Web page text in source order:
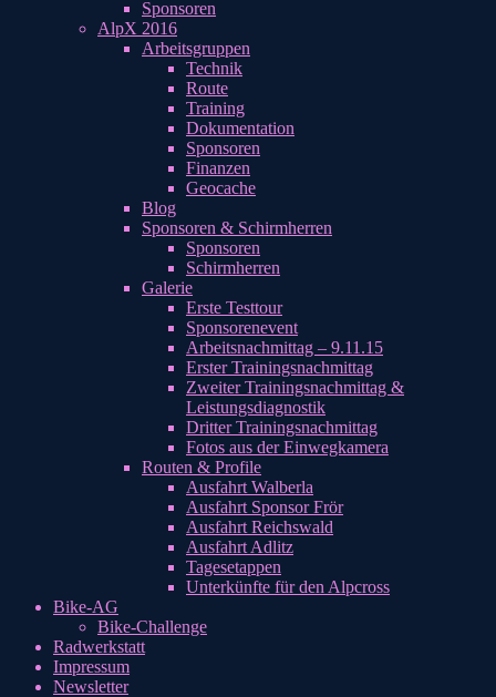
Sponsoren
AlpX 2016
Arbeitsgruppen
Technik
Route
Training
Dokumentation
Sponsoren
Finanzen
Geocache
Blog
Sponsoren & Schirmherren
Sponsoren
Schirmherren
Galerie
Erste Testtour
Sponsorenevent
Arbeitsnachmittag – 9.11.15
Erster Trainingsnachmittag
Zweiter Trainingsnachmittag &
Leistungsdiagnostik
Dritter Trainingsnachmittag
Fotos aus der Einwegkamera
Routen & Profile
Ausfahrt Walberla
Ausfahrt Sponsor Frör
Ausfahrt Reichswald
Ausfahrt Adlitz
Tagesetappen
Unterkünfte für den Alpcross
Bike-AG
Bike-Challenge
Radwerkstatt
Impressum
Newsletter